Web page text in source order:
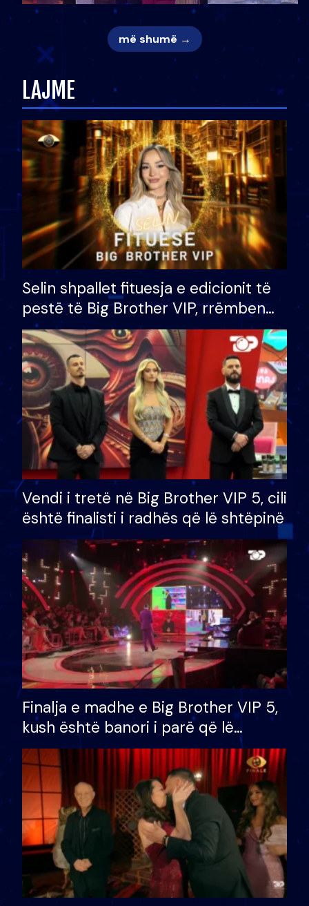
më shumë →
LAJME
Selin shpallet fituesja e edicionit të
pestë të Big Brother VIP, rrëmben
çmimin e madh prej 100 mijë eurosh
Vendi i tretë në Big Brother VIP 5, cili
është finalisti i radhës që lë shtëpinë
Finalja e madhe e Big Brother VIP 5,
kush është banori i parë që lë
shtëpinë dhe humb mundësinë për
të fituar çmimin e madh